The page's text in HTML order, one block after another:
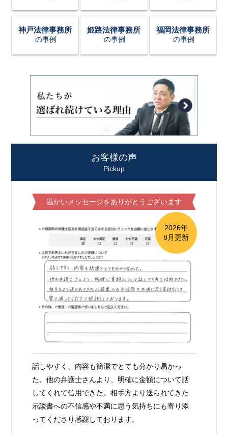
神戸法律事務所
の事例
姫路法律事務所
の事例
福岡法律事務所
の事例
お客様の声
Pickup
温かいメッセージをありがとうございます
2026年
8月更新
話しやすく、内容も簡潔でとても分かり易かっ
た。他の弁護士さんより、明確に金額について話
してくれて信用できた。相手方より送られてきた
示談書への不信感や不満に思う気持ちにも寄り添
ってくださり感謝しております。